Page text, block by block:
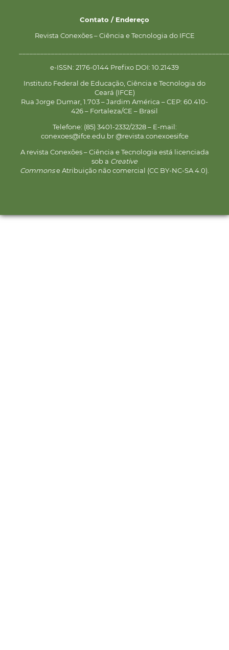
Contato / Endereço
Revista Conexões – Ciência e Tecnologia do IFCE
e-ISSN: 2176-0144 Prefixo DOI: 10.21439
Instituto Federal de Educação, Ciência e Tecnologia do
Ceará (IFCE)
Rua Jorge Dumar, 1.703 – Jardim América – CEP: 60.410-
426 – Fortaleza/CE – Brasil
Telefone: (85) 3401-2332/2328 – E-mail:
conexoes@ifce.edu.br @revista.conexoesifce
A revista Conexões – Ciência e Tecnologia está licenciada
sob a Creative
Commonse Atribuição não comercial (CC BY-NC-SA 4.0).